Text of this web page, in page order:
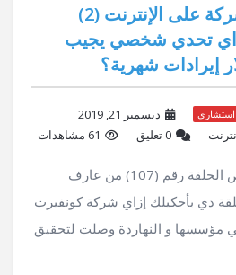
حلقة 107 – شركة على الإنترنت (2)
تحدي شخصي يجيب
إيرادات شهرية؟
ديسمبر 21, 2019
‫0 تعليق 61 مشاهدات
اهلا و سهلا بيك في ملخص الحلقة رقم (107) من عارف
دي بأحكيلك إزاي شركة كونفيرت
و النهاردة وصلت لتحقيق